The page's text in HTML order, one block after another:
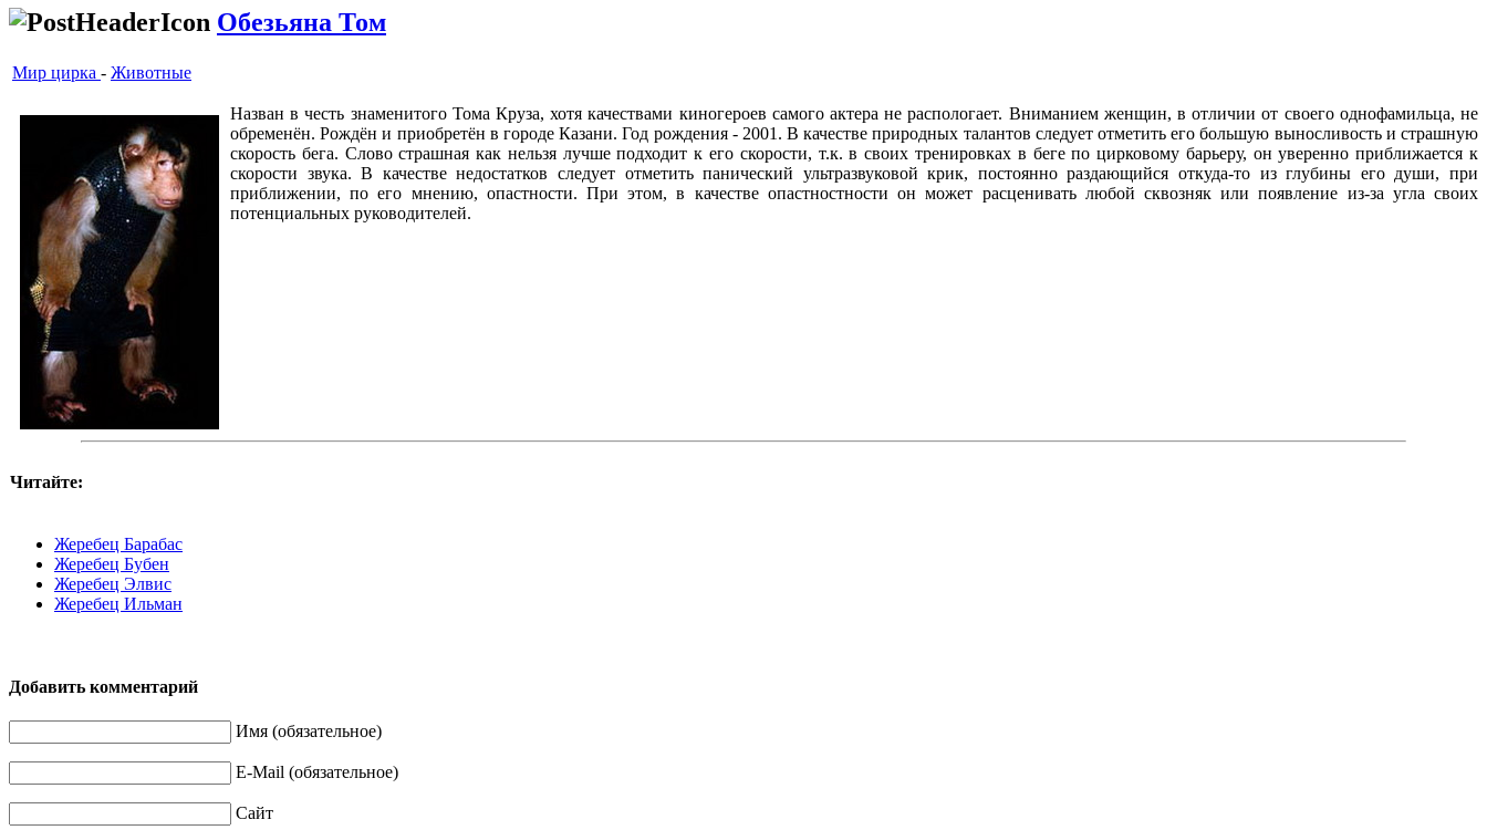
Обезьяна Том
Мир цирка - Животные
Назван в честь знаменитого Тома Круза, хотя качествами киногероев самого актера не распологает. Вниманием женщин, в отличии от своего однофамильца, не
обременён. Рождён и приобретён в городе Казани. Год рождения - 2001. В качестве природных талантов следует отметить его большую выносливость и страшную
скорость бега. Слово страшная как нельзя лучше подходит к его скорости, т.к. в своих тренировках в беге по цирковому барьеру, он уверенно приближается к
скорости звука. В качестве недостатков следует отметить панический ультразвуковой крик, постоянно раздающийся откуда-то из глубины его души, при
приближении, по его мнению, опастности. При этом, в качестве опастностности он может расценивать любой сквозняк или появление из-за угла своих
потенциальных руководителей.
Читайте:
Жеребец Барабас
Жеребец Бубен
Жеребец Элвис
Жеребец Ильман
Добавить комментарий
Имя (обязательное)
E-Mail (обязательное)
Сайт